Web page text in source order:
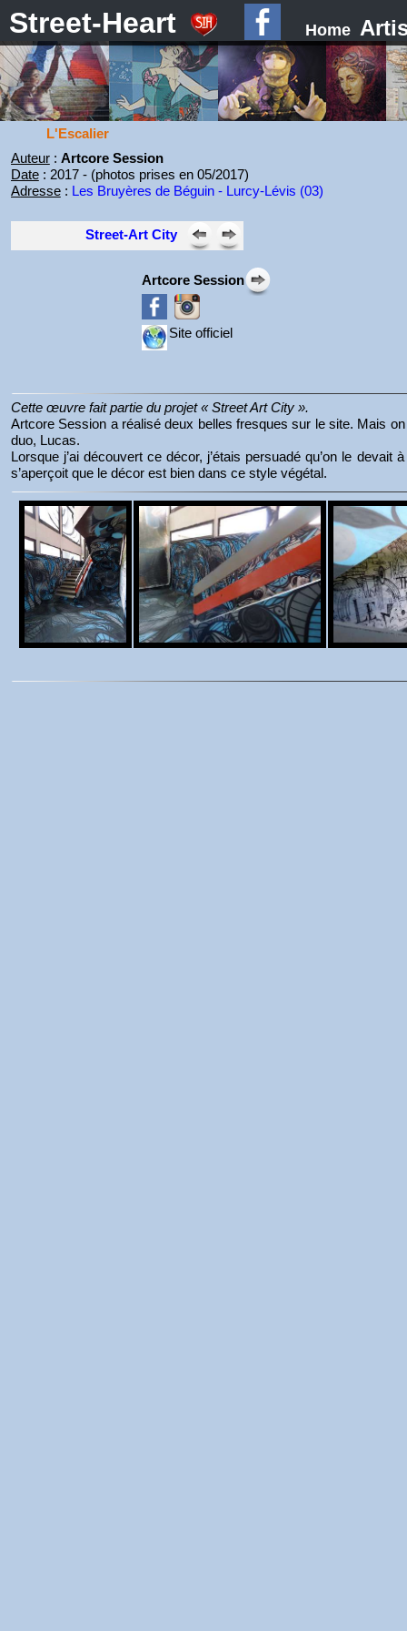
Street-Heart Home
L'Escalier
Auteur: Artcore Session
Date: 2017 - (photos prises en 05/2017)
Adresse: Les Bruyères de Béguin - Lurcy-Lévis (03)
Street-Art City
Artcore Session
Site officiel
Cette œuvre fait partie du projet « Street Art City ».
Artcore Session a réalisé deux belles fresques sur le site. Mais
duo, Lucas.
Lorsque j’ai découvert ce décor, j’étais persuadé qu’on le
s’aperçoit que le décor est bien dans ce style végétal.